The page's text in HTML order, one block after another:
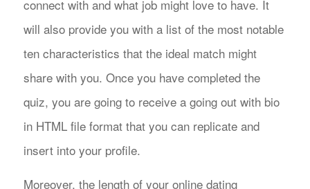
connect with and what job might love to have. It
will also provide you with a list of the most notable
ten characteristics that the ideal match might
share with you. Once you have completed the
quiz, you are going to receive a going out with bio
in HTML file format that you can replicate and
insert into your profile.
Moreover, the length of your online dating